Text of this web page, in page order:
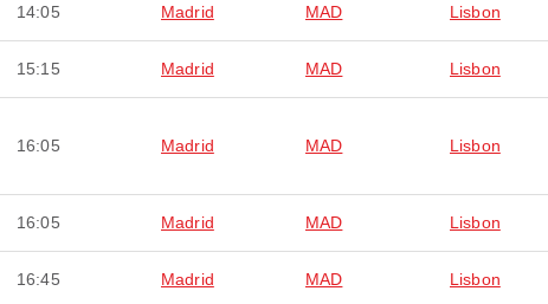
14:05 Madrid MAD Lisbon
15:15 Madrid MAD Lisbon
16:05 Madrid MAD Lisbon
16:05 Madrid MAD Lisbon
16:45 Madrid MAD Lisbon